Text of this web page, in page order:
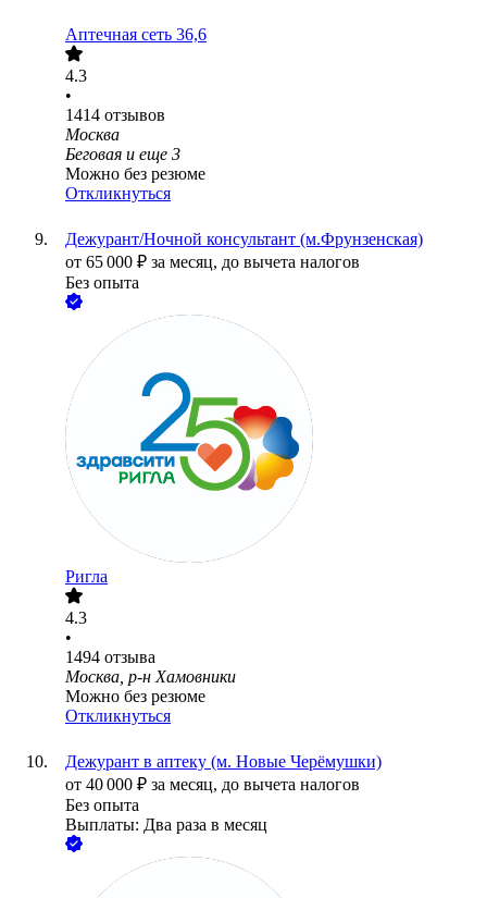
Аптечная сеть 36,6
4.3
•
1414 отзывов
Москва
Беговая и еще 3
Можно без резюме
Откликнуться
Дежурант/Ночной консультант (м.Фрунзенская)
от 65 000 ₽ за месяц, до вычета налогов
Без опыта
Ригла
4.3
•
1494 отзыва
Москва, р-н Хамовники
Можно без резюме
Откликнуться
Дежурант в аптеку (м. Новые Черёмушки)
от 40 000 ₽ за месяц, до вычета налогов
Без опыта
Выплаты: Два раза в месяц